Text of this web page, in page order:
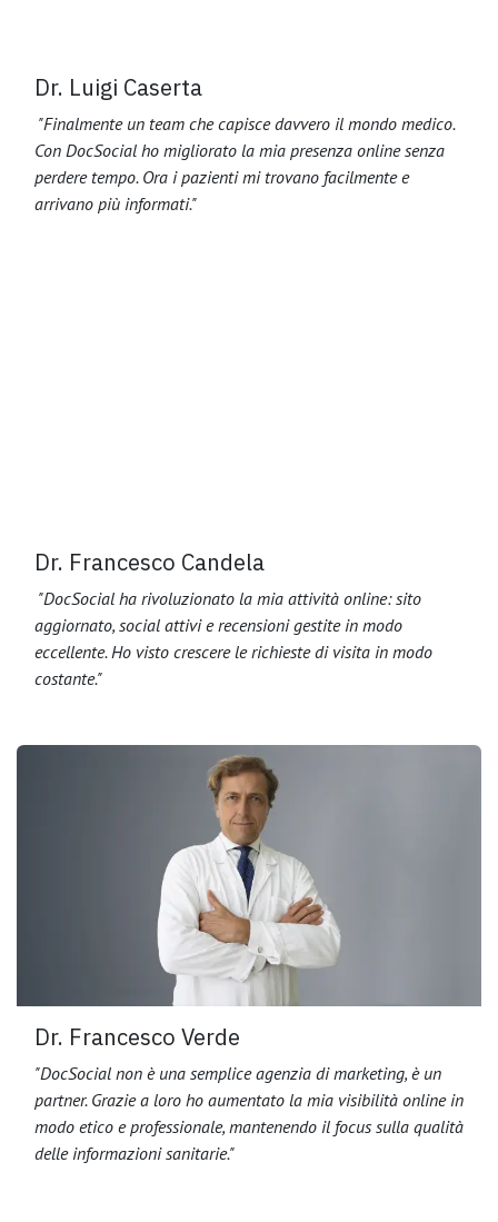
Dr. Luigi Caserta
"Finalmente un team che capisce davvero il mondo medico.
Con DocSocial ho migliorato la mia presenza online senza
perdere tempo. Ora i pazienti mi trovano facilmente e
arrivano più informati."
Dr. Francesco Candela
"DocSocial ha rivoluzionato la mia attività online: sito
aggiornato, social attivi e recensioni gestite in modo
eccellente. Ho visto crescere le richieste di visita in modo
costante."
Dr. Francesco Verde
"DocSocial non è una semplice agenzia di marketing, è un
partner. Grazie a loro ho aumentato la mia visibilità online in
modo etico e professionale, mantenendo il focus sulla qualità
delle informazioni sanitarie."